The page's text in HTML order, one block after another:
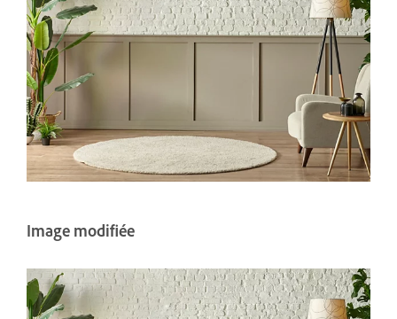
Image modifiée